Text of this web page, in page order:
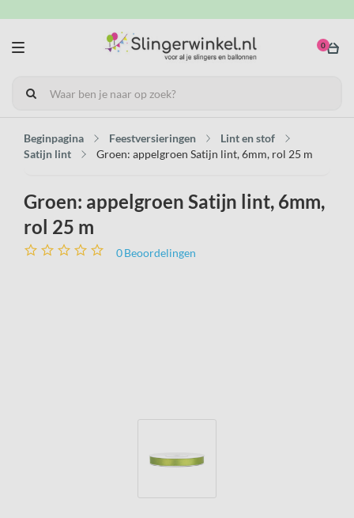
0
Beginpagina Feestversieringen
Lint en stof
Satijn lint
Groen: appelgroen Satijn lint, 6mm, rol 25 m
Groen: appelgroen Satijn lint, 6mm,
rol 25 m
0Beoordelingen